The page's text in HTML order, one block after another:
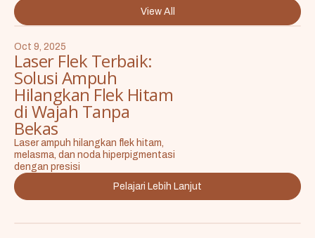
View All
Oct 9, 2025
Laser Flek Terbaik:
Solusi Ampuh
Hilangkan Flek Hitam
di Wajah Tanpa
Bekas
Laser ampuh hilangkan flek hitam,
melasma, dan noda hiperpigmentasi
dengan presisi
Pelajari Lebih Lanjut